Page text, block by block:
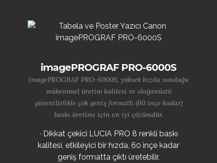
imagePROGRAF PRO-6000S
imagePROGRAF PRO-6000S, yüksek hızda sunduğu
mükemmel üretim kalitesi ve olağanüstü
güvenilirlikle çok geniş formatlı (60 inçe kadar)
baskı üretimi için en iyi çözümdür.
· Dikkat çekici LUCIA PRO 8 renkli baskı
kalitesi, etkileyici bir hızda, 60 inçe kadar
geniş formatta çıktı üretebilir.